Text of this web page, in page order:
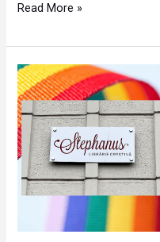
Read More »
Editura
Creștină
Stephanus
reclamată
la
CNCD
discriminare